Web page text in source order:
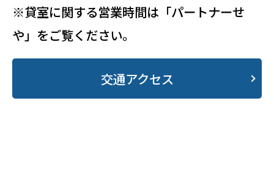
※貸室に関する営業時間は「パートナーせ
や」をご覧ください。
交通アクセス